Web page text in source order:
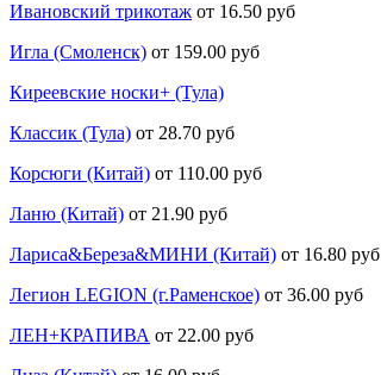
Ивановский трикотаж от 16.50 руб
Игла (Смоленск) от 159.00 руб
Киреевские носки+ (Тула)
Классик (Тула) от 28.70 руб
Корсюги (Китай) от 110.00 руб
Ланю (Китай) от 21.90 руб
Лариса&Береза&МИНИ (Китай) от 16.80 руб
Легион LEGION (г.Раменское) от 36.00 руб
ЛЕН+КРАПИВА от 22.00 руб